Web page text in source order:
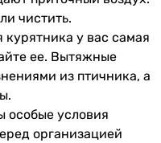
чистить.
у вас самая
ее. Вытяжные
из птичника, а
особые условия
организацией